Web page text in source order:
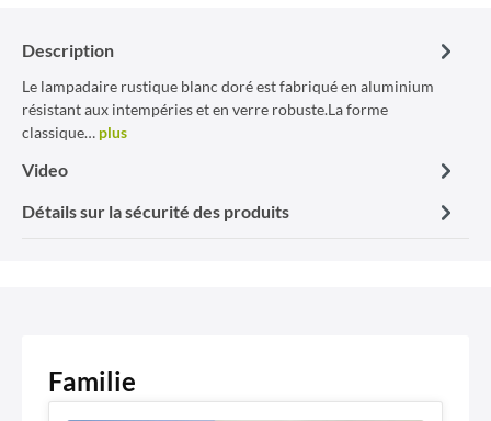
Description
Le lampadaire rustique blanc doré est fabriqué en aluminium
résistant aux intempéries et en verre robuste.La forme
classique… plus
Video
Détails sur la sécurité des produits
Familie